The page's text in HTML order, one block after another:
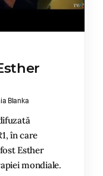
Blanka
în care
Esther
mondiale.